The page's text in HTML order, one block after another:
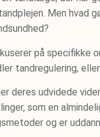
Men hvad
på specifikke
tandregulering,
deres udvidede
som en
og er